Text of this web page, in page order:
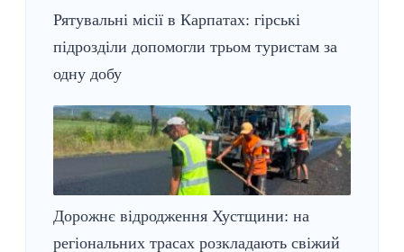
Рятувальні місії в Карпатах: гірські
підрозділи допомогли трьом туристам за
одну добу
Дорожнє відродження Хустщини: на
регіональних трасах розкладають свіжий